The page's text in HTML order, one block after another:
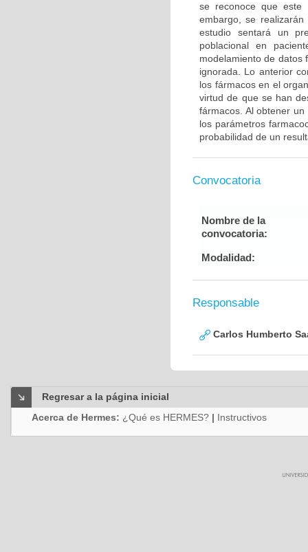
se reconoce que este
embargo, se
estudio sentará un
poblacional en
modelamiento de datos
ignorada. Lo anterior
los fármacos en el
virtud de que se han
fármacos. Al obtener
los parámetros
probabilidad de un
Convocatoria
Nombre de la
convocatoria:
Modalidad:
Responsable
Carlos Humberto
Regresar a la página inicial
Acerca de Hermes: ¿Qué es HERMES? | Instructivos